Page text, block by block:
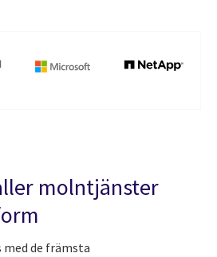
molntjänster
de främsta